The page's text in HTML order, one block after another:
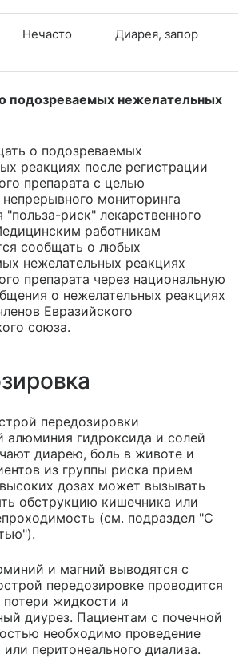
Нечасто Диарея, запор
подозреваемых нежелательных
о подозреваемых
реакциях после регистрации
препарата с целью
мониторинга
риск" лекарственного
работникам
сообщать о любых
нежелательных реакциях
препарата через национальную
о нежелательных реакциях
Евразийского
союза.
передозировки
алюминия гидроксида и солей
диарею, боль в животе и
из группы риска прием
дозах может вызывать
обструкцию кишечника или
(см. подраздел "С
и магний выводятся с
передозировке проводится
потери жидкости и
диурез. Пациентам с почечной
необходимо проведение
перитонеального диализа.